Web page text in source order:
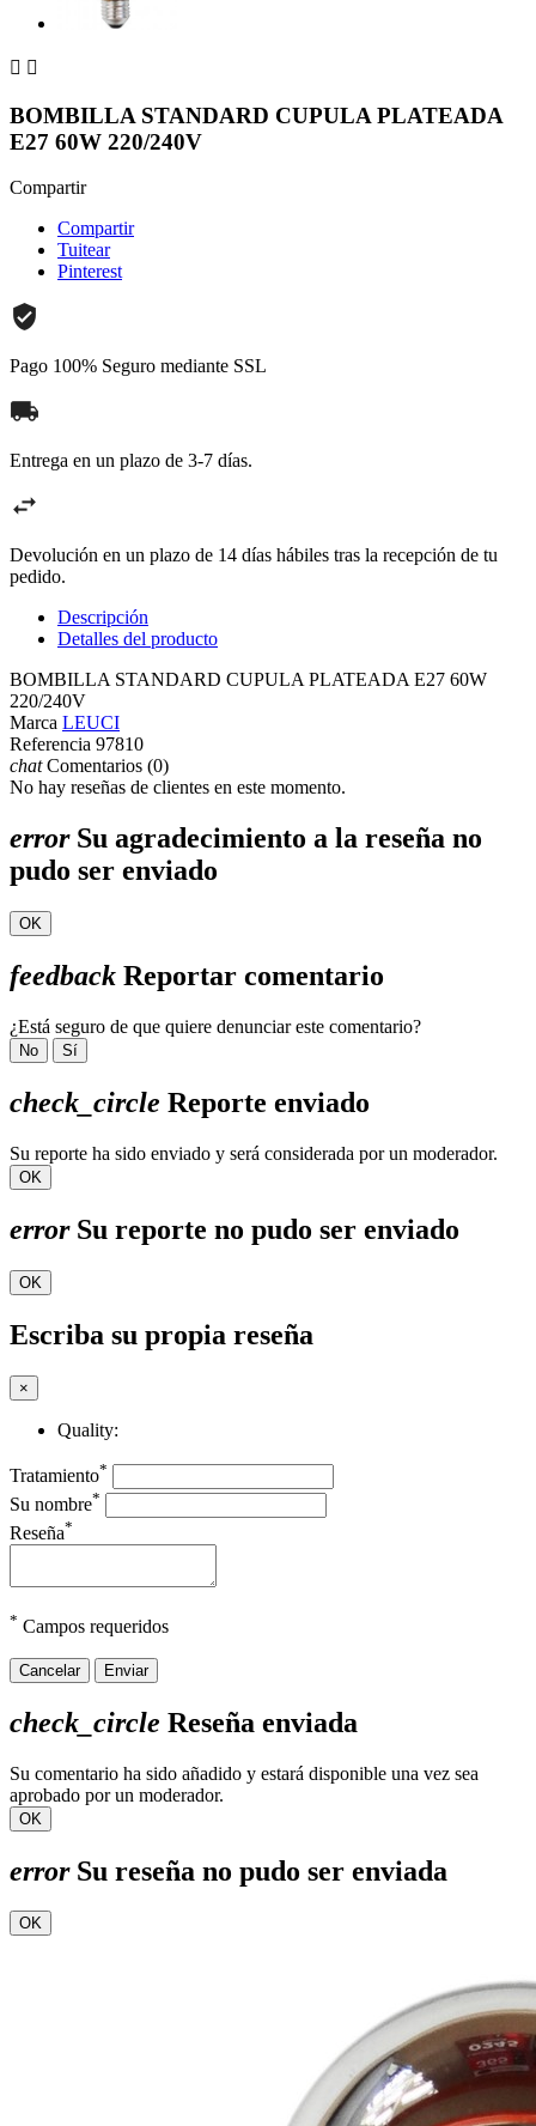
 
BOMBILLA STANDARD CUPULA PLATEADA
E27 60W 220/240V
Compartir
Compartir
Tuitear
Pinterest
Pago 100% Seguro mediante SSL
Entrega en un plazo de 3-7 días.
Devolución en un plazo de 14 días hábiles tras la recepción de tu
pedido.
Descripción
Detalles del producto
BOMBILLA STANDARD CUPULA PLATEADA E27 60W
220/240V
Marca LEUCI
Referencia 97810
chatComentarios (0)
No hay reseñas de clientes en este momento.
errorSu agradecimiento a la reseña no
pudo ser enviado
OK
feedback Reportar comentario
¿Está seguro de que quiere denunciar este comentario?
No Sí
check_circle Reporte enviado
Su reporte ha sido enviado y será considerada por un moderador.
OK
errorSu reporte no pudo ser enviado
OK
Escriba su propia reseña
×
Quality:
Tratamiento*
Su nombre*
Reseña*
* Campos requeridos
Cancelar Enviar
check_circle Reseña enviada
Su comentario ha sido añadido y estará disponible una vez sea
aprobado por un moderador.
OK
errorSu reseña no pudo ser enviada
OK